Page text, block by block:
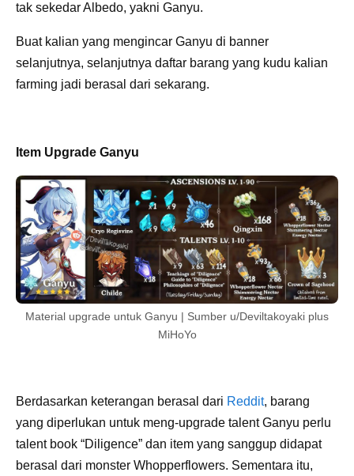
tak sekedar Albedo, yakni Ganyu.
Buat kalian yang mengincar Ganyu di banner
selanjutnya, selanjutnya daftar barang yang kudu kalian
farming jadi berasal dari sekarang.
Item Upgrade Ganyu
Material upgrade untuk Ganyu | Sumber u/Deviltakoyaki plus
MiHoYo
Berdasarkan keterangan berasal dari Reddit, barang
yang diperlukan untuk meng-upgrade talent Ganyu perlu
talent book “Diligence” dan item yang sanggup didapat
berasal dari monster Whopperflowers. Sementara itu,